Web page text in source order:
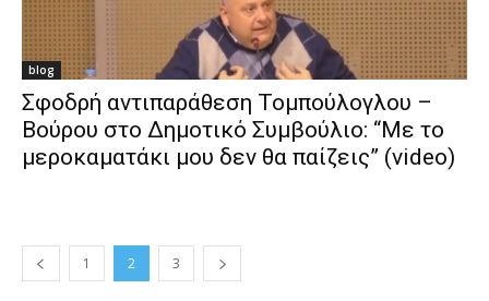
blog
Σφοδρή αντιπαράθεση Τομπούλογλου –
Βούρου στο Δημοτικό Συμβούλιο: “Με το
μεροκαματάκι μου δεν θα παίζεις” (video)
1 2 3